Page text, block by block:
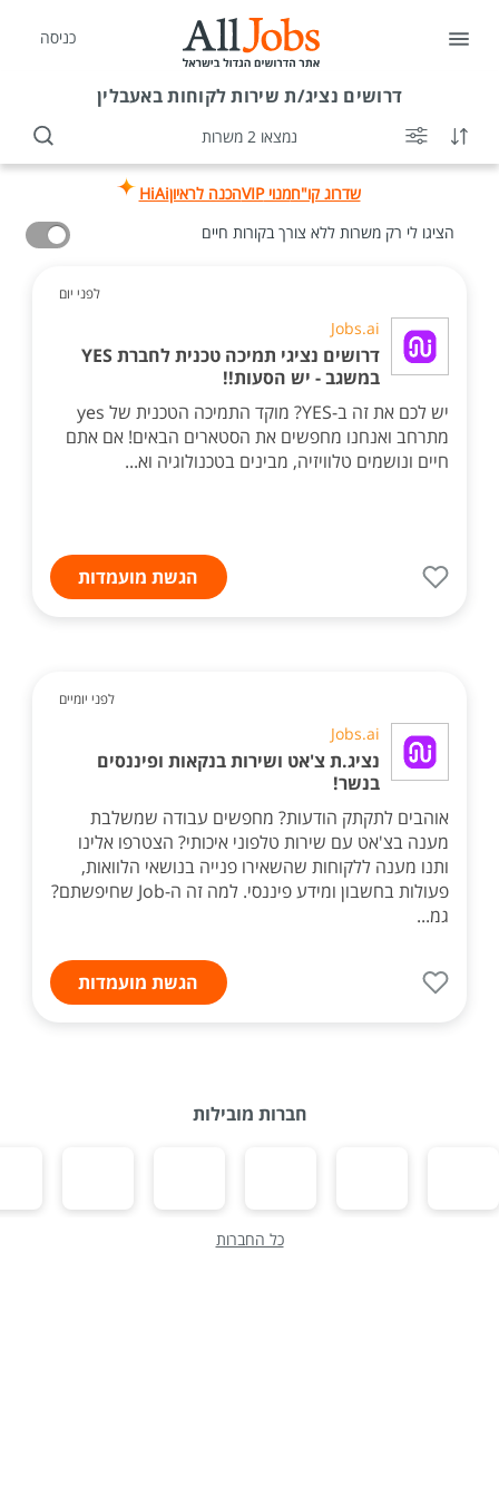
כניסה
דרושים נציג/ת שירות לקוחות באעבלין
נמצאו 2 משרות
שדרוג קו"חמנוי VIP הכנה לראיוןHiAi
הציגו לי רק משרות ללא צורך בקורות חיים
לפני יום
Jobs.ai
דרושים נציגי תמיכה טכנית לחברת YES
במשגב - יש הסעות!!
יש לכם את זה ב-YES? מוקד התמיכה הטכנית של yes
מתרחב ואנחנו מחפשים את הסטארים הבאים! אם אתם
חיים ונושמים טלוויזיה, מבינים בטכנולוגיה וא...
הגשת מועמדות
לפני יומיים
Jobs.ai
נציג.ת צ'אט ושירות בנקאות ופיננסים
בנשר!
אוהבים לתקתק הודעות? מחפשים עבודה שמשלבת
מענה בצ'אט עם שירות טלפוני איכותי? הצטרפו אלינו
ותנו מענה ללקוחות שהשאירו פנייה בנושאי הלוואות,
פעולות בחשבון ומידע פיננסי. למה זה ה-Job שחיפשתם?
גמ...
הגשת מועמדות
חברות מובילות
כל החברות